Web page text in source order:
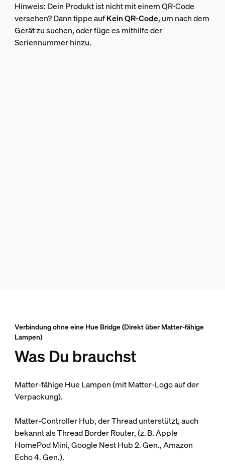
Hinweis: Dein Produkt ist nicht mit einem QR-Code
versehen? Dann tippe aufKein QR-Code, um nach dem
Gerät zu suchen, oder füge es mithilfe der
Seriennummer hinzu.
Verbindung ohne eine Hue Bridge (Direkt über Matter-fähige
Lampen)
Was Du brauchst
Matter-fähige Hue Lampen (mit Matter-Logo auf der
Verpackung).
Matter-Controller Hub, der Thread unterstützt, auch
bekannt als Thread Border Router, (z. B. Apple
HomePod Mini, Google Nest Hub 2. Gen., Amazon
Echo 4. Gen.).